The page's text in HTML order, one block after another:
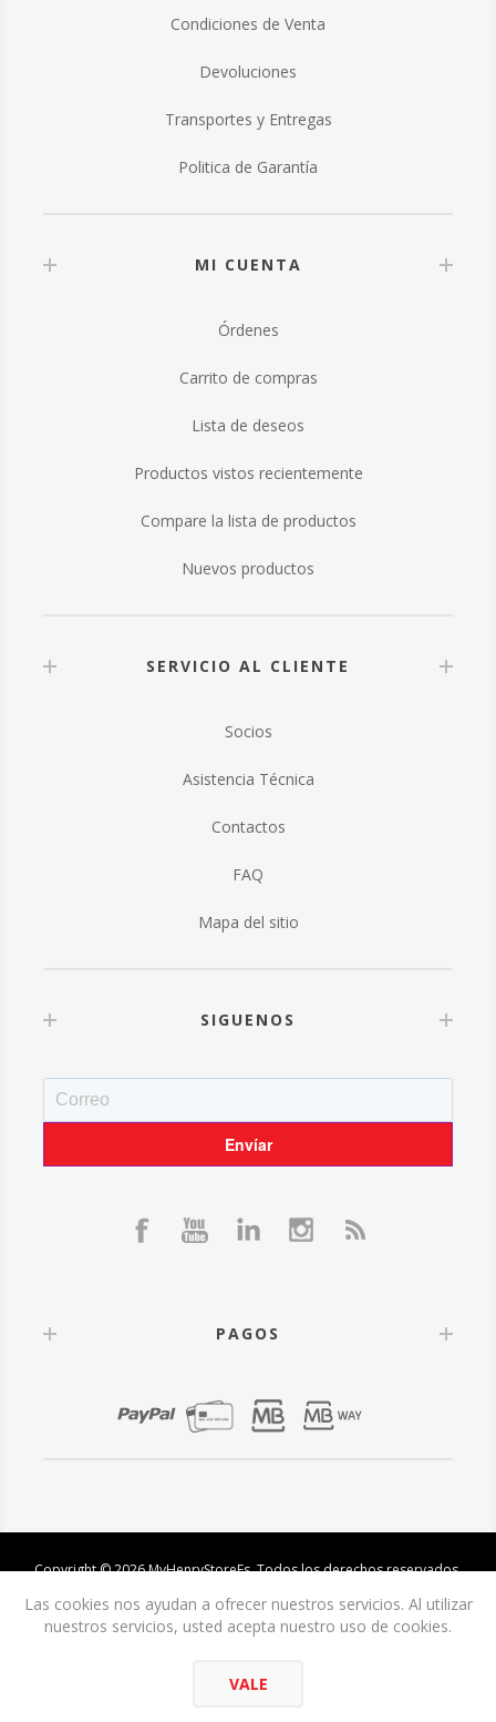
Condiciones de Venta
Devoluciones
Transportes y Entregas
Politica de Garantía
MI CUENTA
Órdenes
Carrito de compras
Lista de deseos
Productos vistos recientemente
Compare la lista de productos
Nuevos productos
SERVICIO AL CLIENTE
Socios
Asistencia Técnica
Contactos
FAQ
Mapa del sitio
SIGUENOS
PAGOS
Copyright © 2026 MyHenryStoreEs. Todos los derechos reservados.
Las cookies nos ayudan a ofrecer nuestros servicios. Al utilizar
nuestros servicios, usted acepta nuestro uso de cookies.
VALE